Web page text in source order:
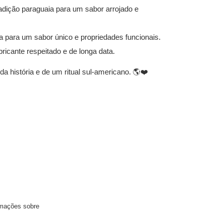
paraguaia para um sabor arrojado e
para um sabor único e propriedades funcionais.
respeitado e de longa data.
história e de um ritual sul-americano. 🌎❤️
sobre